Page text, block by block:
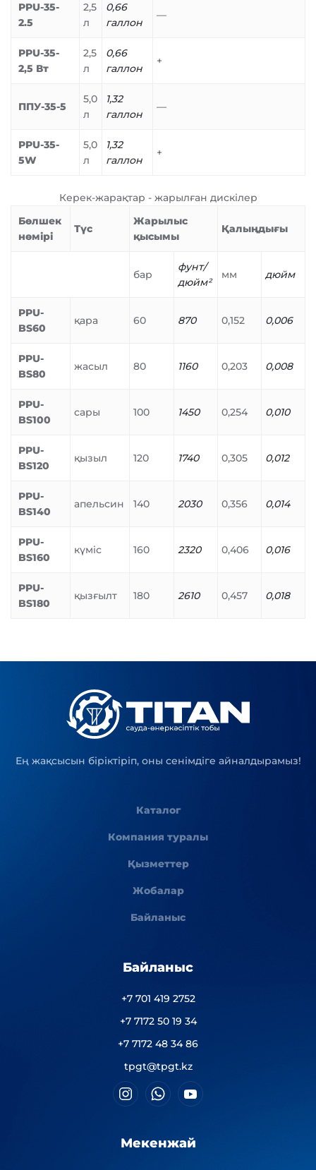
PPU-35-
2.5
2,5
л
0,66
галлон
—
PPU-35-
2,5 Вт
2,5
л
0,66
галлон
+
ППУ-35-5
5,0
л
1,32
галлон
—
PPU-35-
5W
5,0
л
1,32
галлон
+
Керек-жарақтар - жарылған дискілер
Бөлшек
нөмірі
Түс
Жарылыс
қысымы
Қалыңдығы
бар
фунт/
дюйм²
мм дюйм
PPU-
BS60
қара 60 870 0,152 0,006
PPU-
BS80
жасыл 80 1160 0,203 0,008
PPU-
BS100
сары 100 1450 0,254 0,010
PPU-
BS120
қызыл 120 1740 0,305 0,012
PPU-
BS140
апельсин 140 2030 0,356 0,014
PPU-
BS160
күміс 160 2320 0,406 0,016
PPU-
BS180
қызғылт 180 2610 0,457 0,018
Ең жақсысын біріктіріп, оны сенімдіге айналдырамыз!
Каталог
Компания туралы
Қызметтер
Жобалар
Байланыс
Байланыс
+7 701 419 2752
+7 7172 50 19 34
+7 7172 48 34 86
tpgt@tpgt.kz
Мекенжай